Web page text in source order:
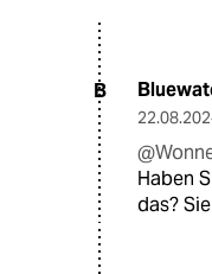
B
Haben
das?